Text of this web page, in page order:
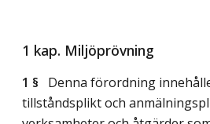
1 kap. Miljöprövning
1 § Denna förordning
tillståndsplikt och